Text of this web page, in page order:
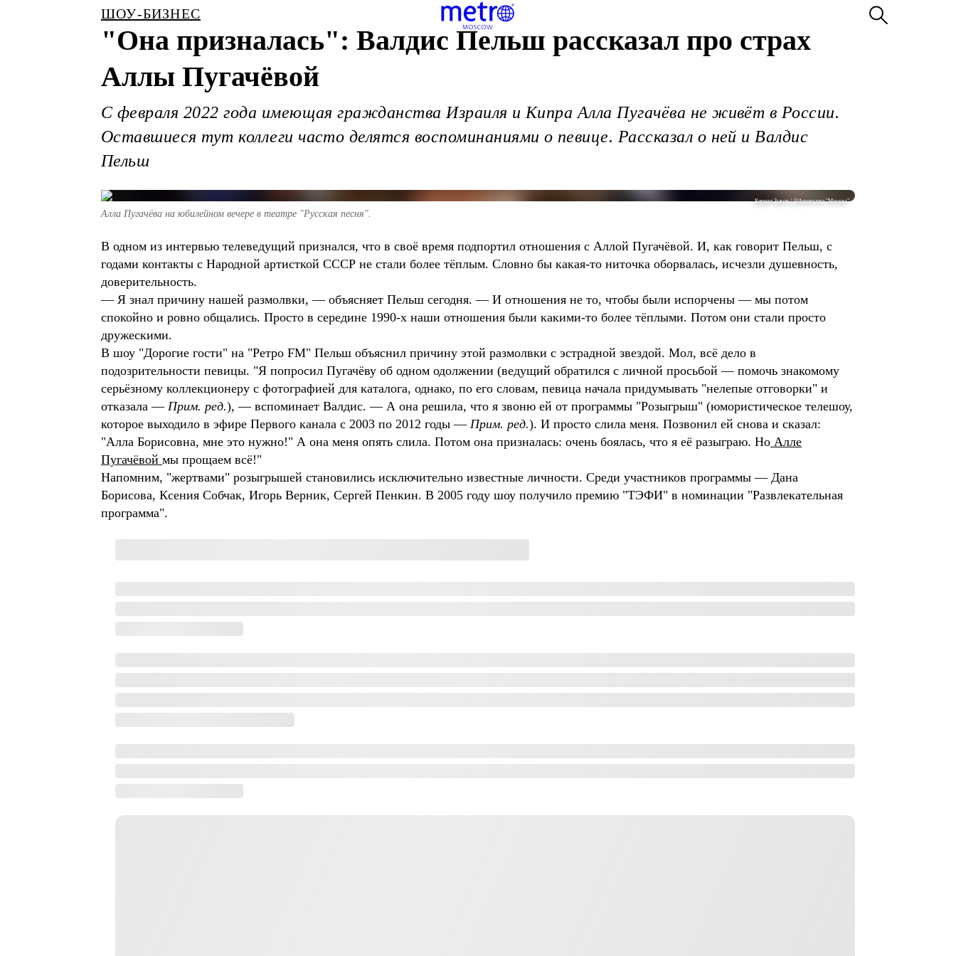
ШОУ-БИЗНЕС
"Она призналась": Валдис Пельш рассказал про страх
Аллы Пугачёвой
С февраля 2022 года имеющая гражданства Израиля и Кипра Алла Пугачёва не живёт в России.
Оставшиеся тут коллеги часто делятся воспоминаниями о певице. Рассказал о ней и Валдис
Пельш
Кирилл Зыков / @Агентство "Москва"
Алла Пугачёва на юбилейном вечере в театре "Русская песня".
В одном из интервью телеведущий признался, что в своё время подпортил отношения с Аллой Пугачёвой. И, как говорит Пельш, с
годами контакты с Народной артисткой СССР не стали более тёплым. Словно бы какая-то ниточка оборвалась, исчезли душевность,
доверительность.
— Я знал причину нашей размолвки, — объясняет Пельш сегодня. — И отношения не то, чтобы были испорчены — мы потом
спокойно и ровно общались. Просто в середине 1990-х наши отношения были какими-то более тёплыми. Потом они стали просто
дружескими.
В шоу "Дорогие гости" на "Ретро FM" Пельш объяснил причину этой размолвки с эстрадной звездой. Мол, всё дело в
подозрительности певицы. "Я попросил Пугачёву об одном одолжении (ведущий обратился с личной просьбой — помочь знакомому
серьёзному коллекционеру с фотографией для каталога, однако, по его словам, певица начала придумывать "нелепые отговорки" и
отказала — Прим. ред.), — вспоминает Валдис. — А она решила, что я звоню ей от программы "Розыгрыш" (юмористическое телешоу,
которое выходило в эфире Первого канала с 2003 по 2012 годы — Прим. ред.). И просто слила меня. Позвонил ей снова и сказал:
"Алла Борисовна, мне это нужно!" А она меня опять слила. Потом она призналась: очень боялась, что я её разыграю. Но Алле
Пугачёвой мы прощаем всё!"
Напомним, "жертвами" розыгрышей становились исключительно известные личности. Среди участников программы — Дана
Борисова, Ксения Собчак, Игорь Верник, Сергей Пенкин. В 2005 году шоу получило премию "ТЭФИ" в номинации "Развлекательная
программа".